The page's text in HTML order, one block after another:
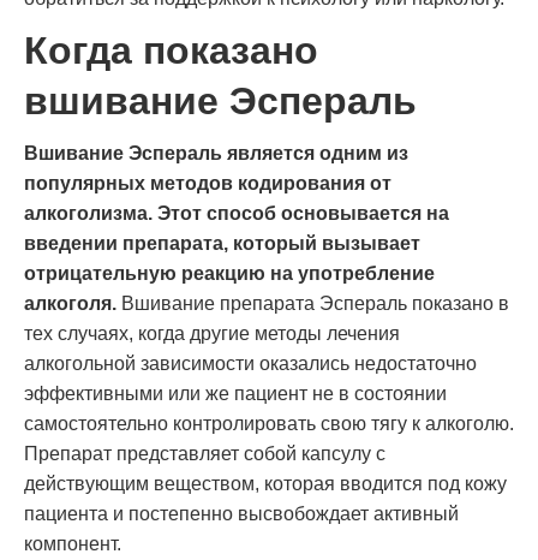
Когда показано
вшивание Эспераль
Вшивание Эспераль является одним из
популярных методов кодирования от
алкоголизма. Этот способ основывается на
введении препарата, который вызывает
отрицательную реакцию на употребление
алкоголя. Вшивание препарата Эспераль показано в
тех случаях, когда другие методы лечения
алкогольной зависимости оказались недостаточно
эффективными или же пациент не в состоянии
самостоятельно контролировать свою тягу к алкоголю.
Препарат представляет собой капсулу с
действующим веществом, которая вводится под кожу
пациента и постепенно высвобождает активный
компонент.